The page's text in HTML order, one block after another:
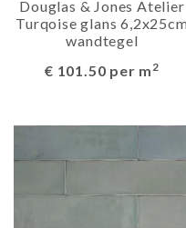
Douglas & Jones Atelier
Turqoise glans
wandtegel
€ 101.50 per m2